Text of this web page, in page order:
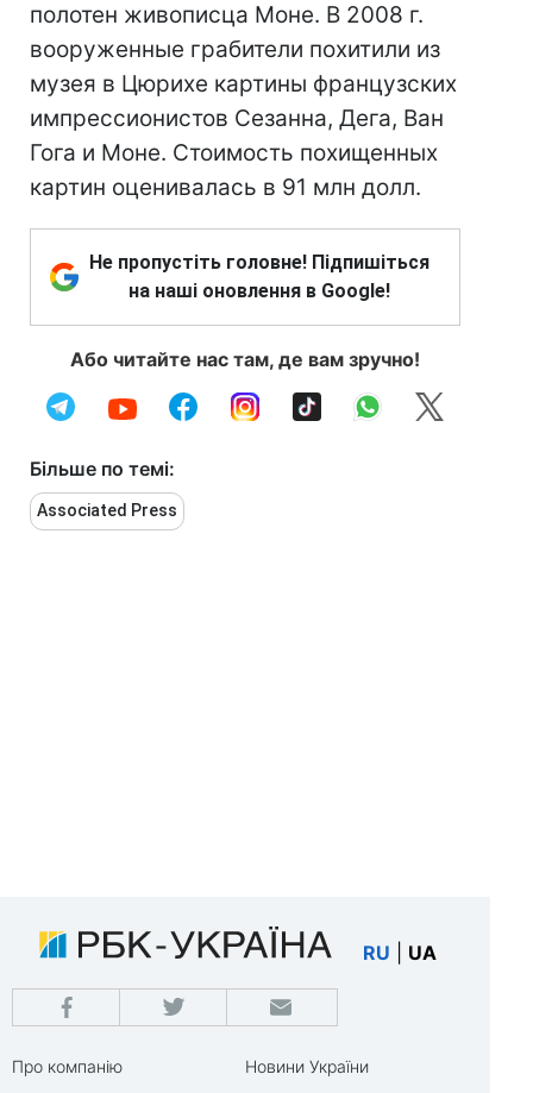
полотен живописца Моне. В 2008 г.
вооруженные грабители похитили из
музея в Цюрихе картины французских
импрессионистов Сезанна, Дега, Ван
Гога и Моне. Стоимость похищенных
картин оценивалась в 91 млн долл.
Не пропустіть головне! Підпишіться
на наші оновлення в Google!
Або читайте нас там, де вам зручно!
Більше по темі:
Associated Press
RU UA
Про компанію
Новини України